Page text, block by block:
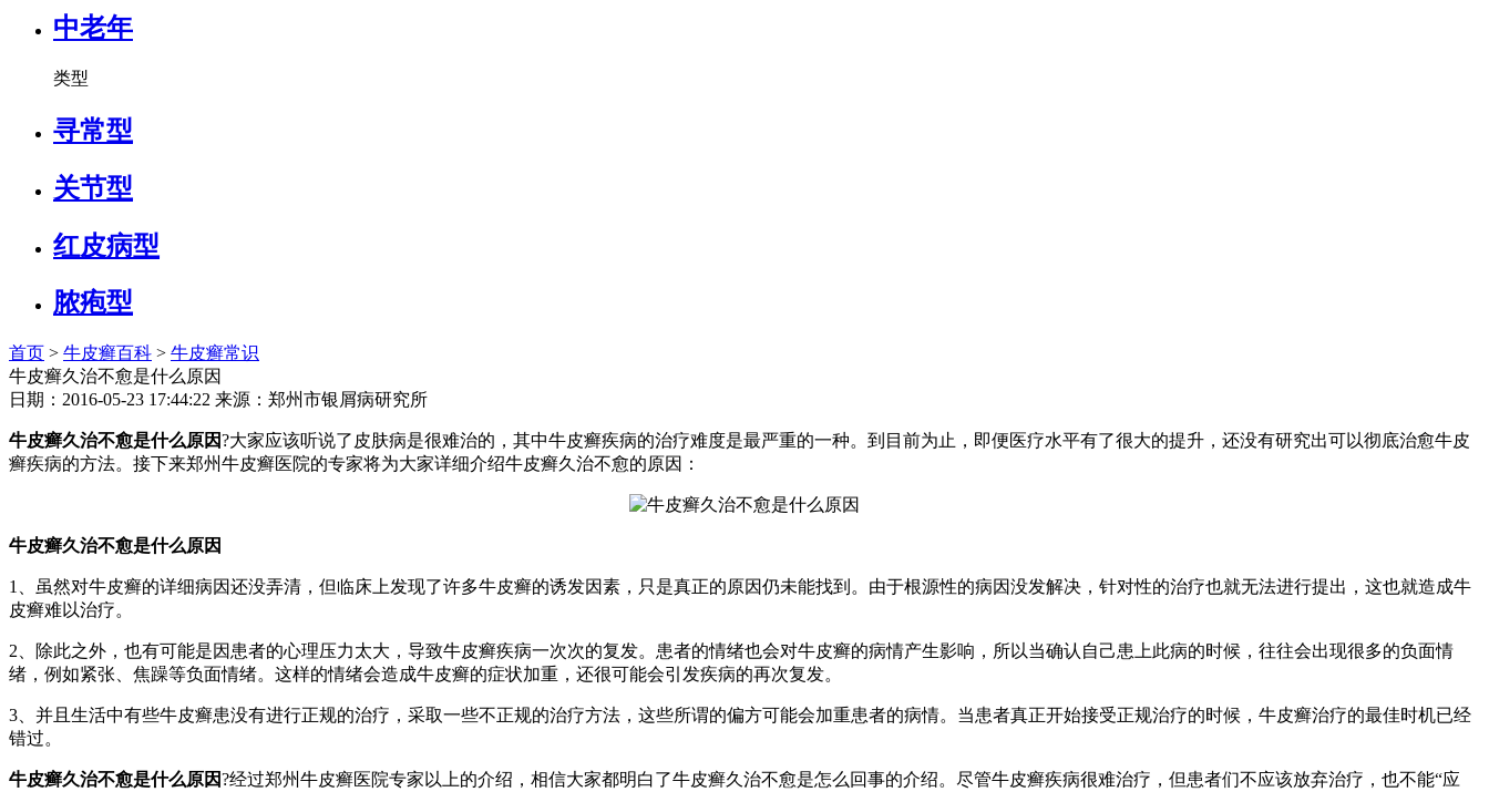
中老年
类型
寻常型
关节型
红皮病型
脓疱型
首页 > 牛皮癣百科 > 牛皮癣常识
牛皮癣久治不愈是什么原因
日期：2016-05-23 17:44:22 来源：郑州市银屑病研究所
牛皮癣久治不愈是什么原因?大家应该听说了皮肤病是很难治的，其中牛皮癣疾病的治疗难度是最严重的一种。到目前为止，即便医疗水平有了很大的提升，还没有研究出可以彻底治愈牛皮
癣疾病的方法。接下来郑州牛皮癣医院的专家将为大家详细介绍牛皮癣久治不愈的原因：
牛皮癣久治不愈是什么原因
1、虽然对牛皮癣的详细病因还没弄清，但临床上发现了许多牛皮癣的诱发因素，只是真正的原因仍未能找到。由于根源性的病因没发解决，针对性的治疗也就无法进行提出，这也就造成牛
皮癣难以治疗。
2、除此之外，也有可能是因患者的心理压力太大，导致牛皮癣疾病一次次的复发。患者的情绪也会对牛皮癣的病情产生影响，所以当确认自己患上此病的时候，往往会出现很多的负面情
绪，例如紧张、焦躁等负面情绪。这样的情绪会造成牛皮癣的症状加重，还很可能会引发疾病的再次复发。
3、并且生活中有些牛皮癣患没有进行正规的治疗，采取一些不正规的治疗方法，这些所谓的偏方可能会加重患者的病情。当患者真正开始接受正规治疗的时候，牛皮癣治疗的最佳时机已经
错过。
牛皮癣久治不愈是什么原因?经过郑州牛皮癣医院专家以上的介绍，相信大家都明白了牛皮癣久治不愈是怎么回事的介绍。尽管牛皮癣疾病很难治疗，但患者们不应该放弃治疗，也不能“应